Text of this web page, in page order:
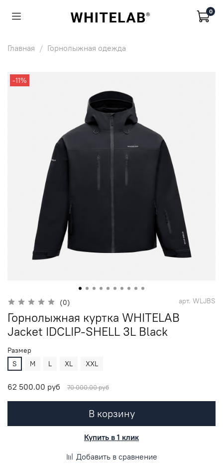
0
Главная Горнолыжная одежда
-11%
(0) арт. WLJBS
Горнолыжная куртка WHITELAB
Jacket IDCLIP-SHELL 3L Black
Размер
S
M L XL XXL
62 500.00 руб 70 000.00 руб
В корзину
Купить в 1 клик
Добавить в сравнение